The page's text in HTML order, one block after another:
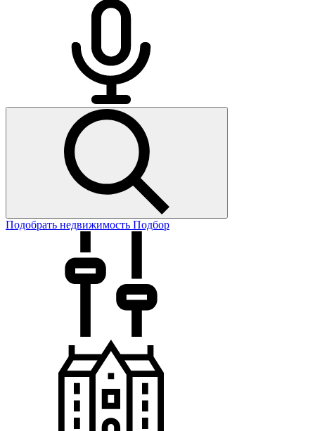
Подобрать недвижимость Подбор